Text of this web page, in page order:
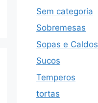
Sem categoria
Sobremesas
Sopas e Caldos
Sucos
Temperos
tortas